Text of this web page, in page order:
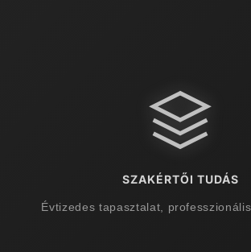
SZAKÉRTŐI TUDÁS
Évtizedes tapasztalat,